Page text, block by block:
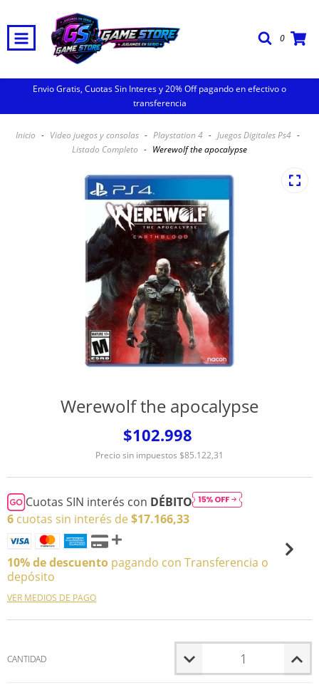
0
Envio Gratis, Cuotas Sin Interes y 20% Off pagando en efectivo o
transferencia
Inicio - Video juegos y consolas - Playstation 4 - Juegos Digitales Ps4 -
Listado Completo - Werewolf the apocalypse
Werewolf the apocalypse
$102.998
Precio sin impuestos $85.122,31
Cuotas SIN interés con DÉBITO
6 cuotas sin interés de $17.166,33
10% de descuento pagando con Transferencia o
depósito
VER MEDIOS DE PAGO
CANTIDAD